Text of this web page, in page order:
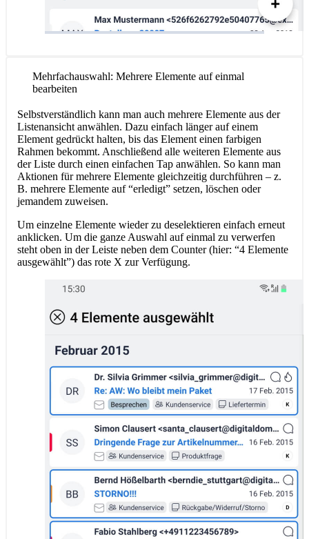
Mehrfachauswahl: Mehrere Elemente auf einmal
bearbeiten
Selbstverständlich kann man auch mehrere Elemente aus der
Listenansicht anwählen. Dazu einfach länger auf einem
Element gedrückt halten, bis das Element einen farbigen
Rahmen bekommt. Anschließend alle weiteren Elemente aus
der Liste durch einen einfachen Tap anwählen. So kann man
Aktionen für mehrere Elemente gleichzeitig durchführen – z.
B. mehrere Elemente auf “erledigt” setzen, löschen oder
jemandem zuweisen.
Um einzelne Elemente wieder zu deselektieren einfach erneut
anklicken. Um die ganze Auswahl auf einmal zu verwerfen
steht oben in der Leiste neben dem Counter (hier: “4 Elemente
ausgewählt”) das rote X zur Verfügung.